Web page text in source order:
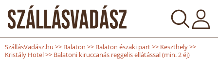
SzállásVadász.hu >> Balaton >> Balaton északi part>> Keszthely>>
Kristály Hotel>> Balatoni kiruccanás reggelis ellátással (min. 2 éj)